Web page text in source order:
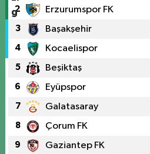
2 Erzurumspor FK
3 Başakşehir
4 Kocaelispor
5 Beşiktaş
6 Eyüpspor
7 Galatasaray
8 Çorum FK
9 Gaziantep FK